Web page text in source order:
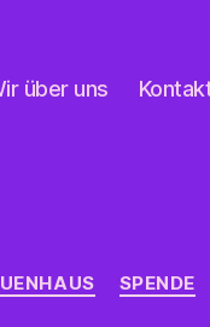
über uns
SPENDE